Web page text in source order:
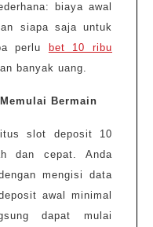
biaya awal
siapa saja untuk
perlu
bet 10 ribu
banyak uang.
Bermain
slot deposit 10
dan cepat. Anda
mengisi data
awal minimal
dapat mulai